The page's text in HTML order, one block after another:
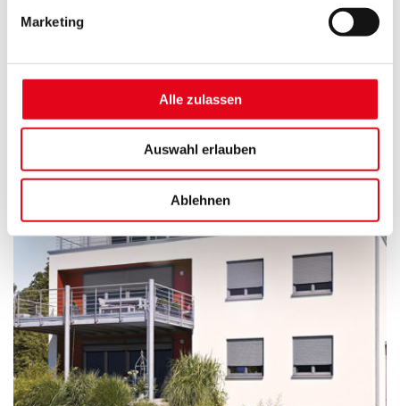
Marketing
Alle zulassen
Auswahl erlauben
Ablehnen
Aufsetz-Rollläden